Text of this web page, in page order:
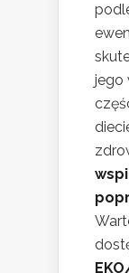
jego